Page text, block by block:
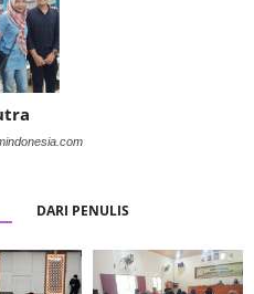
DARI PENULIS